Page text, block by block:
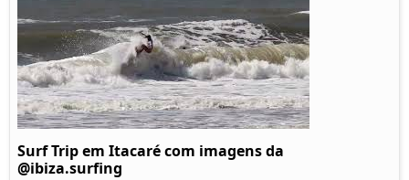
Surf Trip em Itacaré com imagens da
@ibiza.surfing